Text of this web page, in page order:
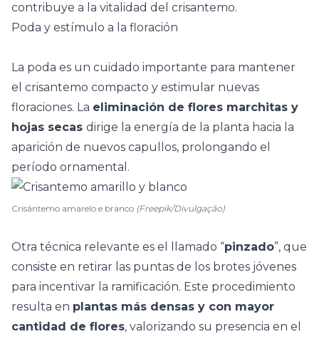
contribuye a la vitalidad del crisantemo.
Poda y estímulo a la floración
La poda es un cuidado importante para mantener
el crisantemo compacto y estimular nuevas
floraciones. La eliminación de flores marchitas y
hojas secas dirige la energía de la planta hacia la
aparición de nuevos capullos, prolongando el
período ornamental.
Crisântemo amarelo e branco (Freepik/Divulgação)
Otra técnica relevante es el llamado “pinzado”, que
consiste en retirar las puntas de los brotes jóvenes
para incentivar la ramificación. Este procedimiento
resulta en plantas más densas y con mayor
cantidad de flores, valorizando su presencia en el